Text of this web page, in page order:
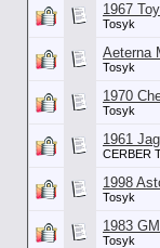
1967
Tosyk
Aeterna
Tosyk
1970
Tosyk
1961
CERBER
1998
Tosyk
1983
Tosyk